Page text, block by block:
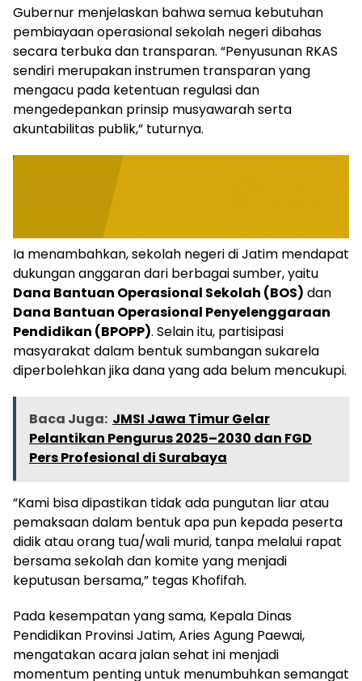
​Gubernur menjelaskan bahwa semua kebutuhan
pembiayaan operasional sekolah negeri dibahas
secara terbuka dan transparan. “Penyusunan RKAS
sendiri merupakan instrumen transparan yang
mengacu pada ketentuan regulasi dan
mengedepankan prinsip musyawarah serta
akuntabilitas publik,” tuturnya.
​Ia menambahkan, sekolah negeri di Jatim mendapat
dukungan anggaran dari berbagai sumber, yaitu
Dana Bantuan Operasional Sekolah (BOS) dan
Dana Bantuan Operasional Penyelenggaraan
Pendidikan (BPOPP). Selain itu, partisipasi
masyarakat dalam bentuk sumbangan sukarela
diperbolehkan jika dana yang ada belum mencukupi.
Baca Juga: JMSI Jawa Timur Gelar
Pelantikan Pengurus 2025–2030 dan FGD
Pers Profesional di Surabaya
​”Kami bisa dipastikan tidak ada pungutan liar atau
pemaksaan dalam bentuk apa pun kepada peserta
didik atau orang tua/wali murid, tanpa melalui rapat
bersama sekolah dan komite yang menjadi
keputusan bersama,” tegas Khofifah.
​Pada kesempatan yang sama, Kepala Dinas
Pendidikan Provinsi Jatim, Aries Agung Paewai,
mengatakan acara jalan sehat ini menjadi
momentum penting untuk menumbuhkan semangat